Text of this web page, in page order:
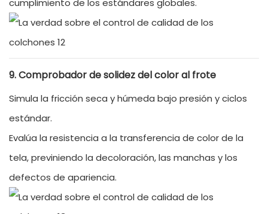
cumplimiento de los estándares globales.
9. Comprobador de solidez del color al frote
Simula la fricción seca y húmeda bajo presión y ciclos
estándar.
Evalúa la resistencia a la transferencia de color de la
tela, previniendo la decoloración, las manchas y los
defectos de apariencia.